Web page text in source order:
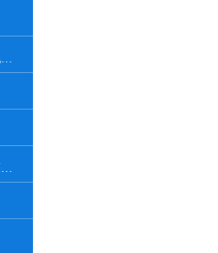
NG108-15[108CC15]细胞系|小鼠神经母瘤与大鼠胶质瘤之融合细胞
CMT167细胞系|小鼠肺癌细胞